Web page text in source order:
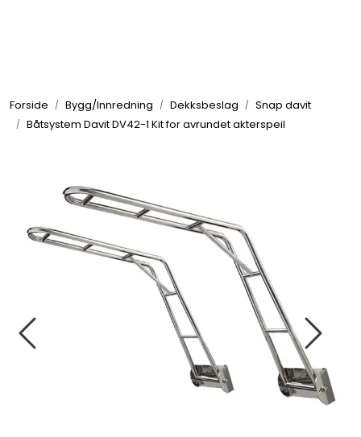
Forside Bygg/Innredning Dekksbeslag
Snap davit
Båtsystem Davit DV42-1 Kit for avrundet akterspeil
Elektrisk
Komfort